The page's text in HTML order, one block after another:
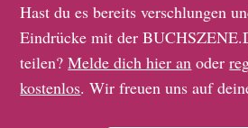
Hast du es bereits verschlungen
Eindrücke mit der
teilen?Melde dich hier an oder
kostenlos. Wir freuen uns auf